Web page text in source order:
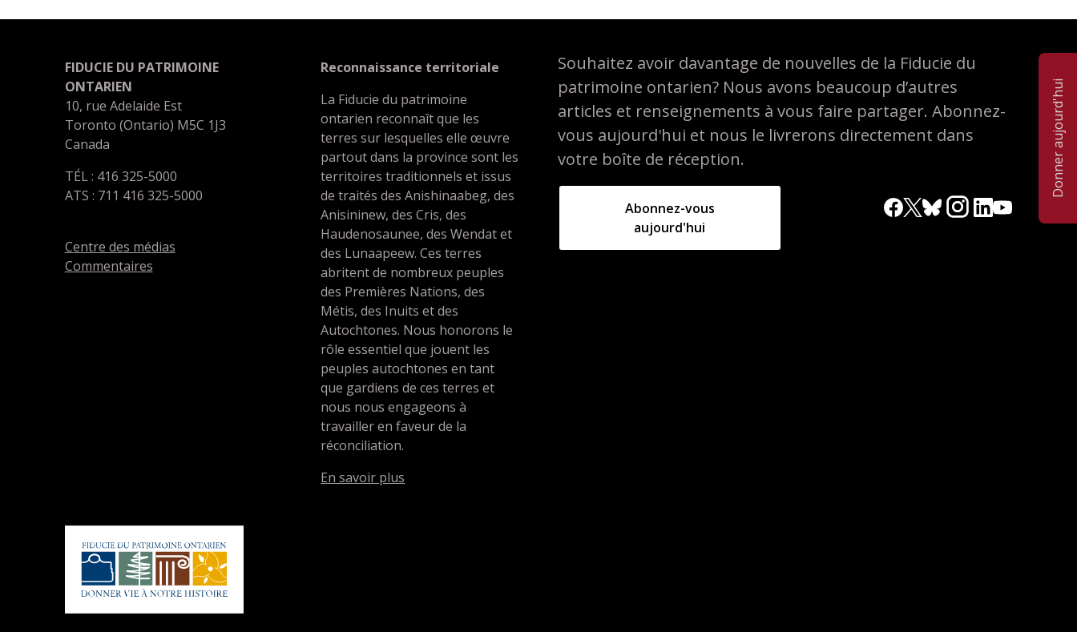
Donner aujourd'hui
FIDUCIE DU PATRIMOINE
ONTARIEN
10, rue Adelaide Est
Toronto (Ontario) M5C 1J3
Canada
TÉL : 416 325-5000
ATS : 711 416 325-5000
Centre des médias
Commentaires
Reconnaissance territoriale
La Fiducie du patrimoine
ontarien reconnaît que les
terres sur lesquelles elle œuvre
partout dans la province sont les
territoires traditionnels et issus
de traités des Anishinaabeg, des
Anisininew, des Cris, des
Haudenosaunee, des Wendat et
des Lunaapeew. Ces terres
abritent de nombreux peuples
des Premières Nations, des
Métis, des Inuits et des
Autochtones. Nous honorons le
rôle essentiel que jouent les
peuples autochtones en tant
que gardiens de ces terres et
nous nous engageons à
travailler en faveur de la
réconciliation.
En savoir plus
Souhaitez avoir davantage de nouvelles de la Fiducie du
patrimoine ontarien? Nous avons beaucoup d’autres
articles et renseignements à vous faire partager. Abonnez-
vous aujourd'hui et nous le livrerons directement dans
votre boîte de réception.
Abonnez-vous
aujourd'hui